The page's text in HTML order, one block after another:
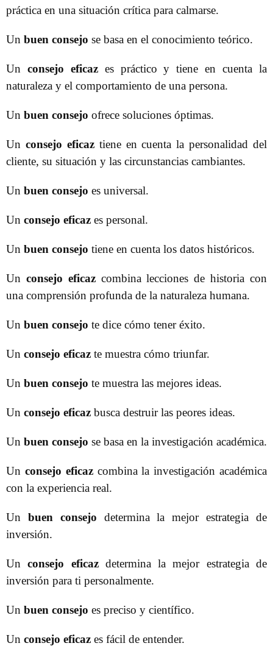
práctica en una situación crítica para calmarse.
Un buen consejo se basa en el conocimiento teórico.
Un consejo eficazes práctico y tiene en cuenta la
naturaleza y el comportamiento de una persona.
Un buen consejo ofrece soluciones óptimas.
Un consejo eficaztiene en cuenta la personalidad del
cliente, su situación y las circunstancias cambiantes.
Un buen consejo es universal.
Un consejo eficaz es personal.
Un buen consejo tiene en cuenta los datos históricos.
Un consejo eficazcombina lecciones de historia con
una comprensión profunda de la naturaleza humana.
Un buen consejo te dice cómo tener éxito.
Un consejo eficaz te muestra cómo triunfar.
Un buen consejo te muestra las mejores ideas.
Un consejo eficaz busca destruir las peores ideas.
Un buen consejo se basa en la investigación académica.
Un consejo eficazcombina la investigación académica
con la experiencia real.
Un buen consejo determina la mejor estrategia de
inversión.
Unconsejo eficazdetermina la mejor estrategia de
inversión para ti personalmente.
Un buen consejo es preciso y científico.
Un consejo eficaz es fácil de entender.